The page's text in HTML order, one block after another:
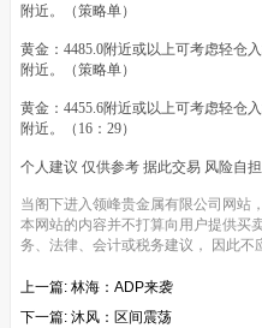
附近。（策略单）
黄金：4485.0附近或以上可考虑轻仓
附近。（策略单）
黄金：4455.6附近或以上可考虑轻仓
附近。（16：29）
个人建议 仅供参考 据此交易 风险自
当阁下进入领峰贵金属有限公司网站
本网站的内容并不打算向用户提供买
务、法律、会计或税务建议， 因此不
上一篇: 林海：ADP来袭
下一篇: 沐风：区间震荡